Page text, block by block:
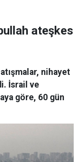
ateşkes
nihayet
İsrail ve
göre, 60 gün